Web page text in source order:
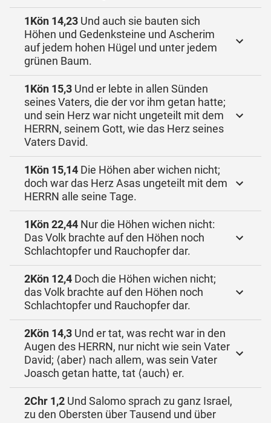
1Kön 14,23 Und auch sie bauten sich
Höhen und Gedenksteine und Ascherim
auf jedem hohen Hügel und unter jedem
grünen Baum.
1Kön 15,3 Und er lebte in allen Sünden
seines Vaters, die der vor ihm getan hatte;
und sein Herz war nicht ungeteilt mit dem
HERRN, seinem Gott, wie das Herz seines
Vaters David.
1Kön 15,14 Die Höhen aber wichen nicht;
doch war das Herz Asas ungeteilt mit dem
HERRN alle seine Tage.
1Kön 22,44 Nur die Höhen wichen nicht:
Das Volk brachte auf den Höhen noch
Schlachtopfer und Rauchopfer dar.
2Kön 12,4 Doch die Höhen wichen nicht;
das Volk brachte auf den Höhen noch
Schlachtopfer und Rauchopfer dar.
2Kön 14,3 Und er tat, was recht war in den
Augen des HERRN, nur nicht wie sein Vater
David; ⟨aber⟩ nach allem, was sein Vater
Joasch getan hatte, tat ⟨auch⟩ er.
2Chr 1,2 Und Salomo sprach zu ganz Israel,
zu den Obersten über Tausend und über